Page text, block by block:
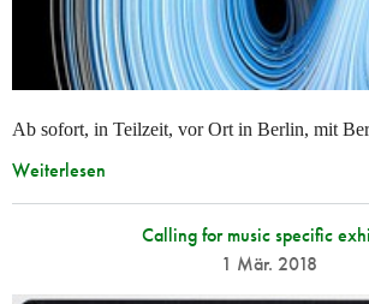
Ab sofort, in Teilzeit, vor Ort in Berlin, mit
Weiterlesen
Calling for music specific
1 Mär. 2018